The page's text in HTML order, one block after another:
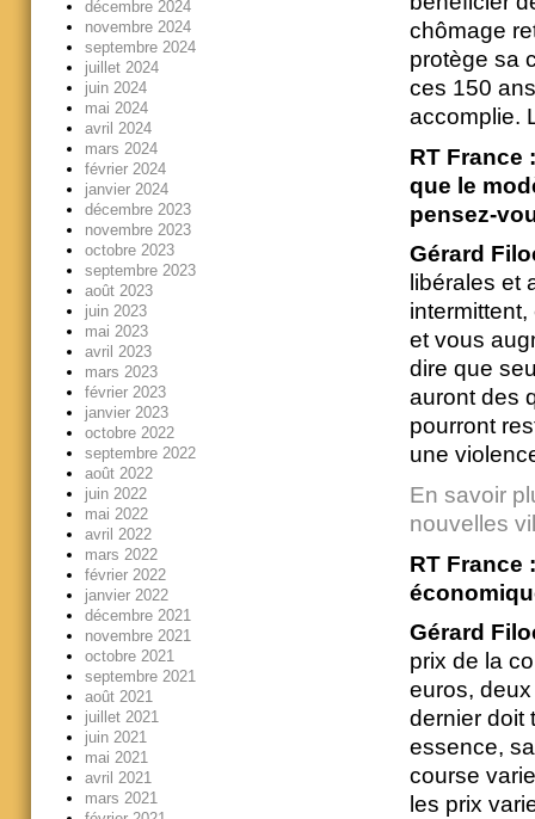
chômage
protège sa
ces 150
accomplie.
RT France
que le
pensez-
Gérard
libérales et
et vous
dire que
auront des
pourront
une
En savoir
nouvelles
RT France
Gérard
prix de la
euros,
dernier doit
essence,
course
les prix
décembre 2024
novembre 2024
septembre 2024
juillet 2024
juin 2024
mai 2024
avril 2024
mars 2024
février 2024
janvier 2024
décembre 2023
novembre 2023
octobre 2023
septembre 2023
août 2023
juin 2023
mai 2023
avril 2023
mars 2023
février 2023
janvier 2023
octobre 2022
septembre 2022
août 2022
juin 2022
mai 2022
avril 2022
mars 2022
février 2022
janvier 2022
décembre 2021
novembre 2021
octobre 2021
septembre 2021
août 2021
juillet 2021
juin 2021
mai 2021
avril 2021
mars 2021